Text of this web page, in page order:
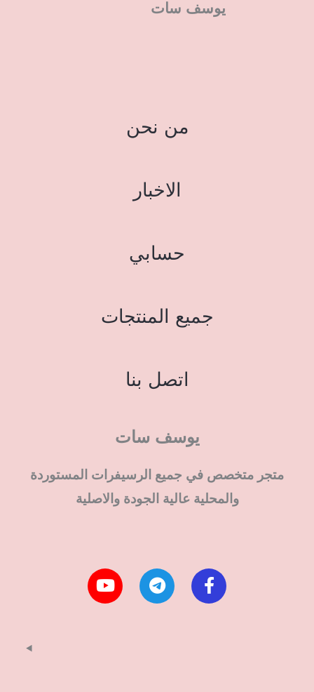
يوسف سات
من نحن
الاخبار
حسابي
جميع المنتجات
اتصل بنا
يوسف سات
متجر متخصص في جميع الرسيفرات المستوردة
والمحلية عالية الجودة والاصلية